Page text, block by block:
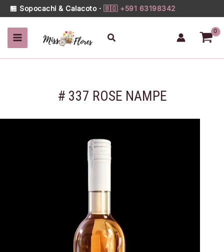
al
contenido
🏪 Sopocachi & Calacoto · 🇧🇴 +591 63198342
Buscar
# 337 ROSE NAMPE
ROSE
cantidad